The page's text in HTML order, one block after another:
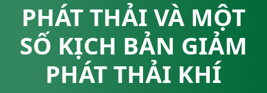
PHÁT THẢI VÀ MỘT
SỐ KỊCH BẢN GIẢM
PHÁT THẢI KHÍ